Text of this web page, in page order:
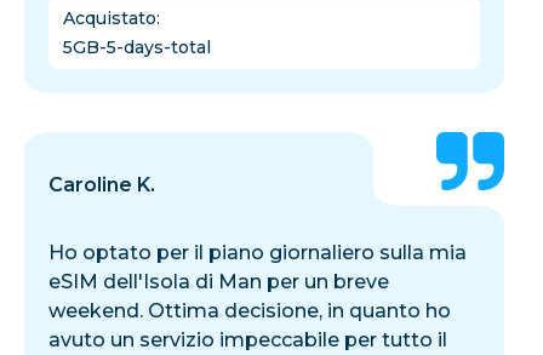
Acquistato:
5GB-5-days-total
Caroline K.
Ho optato per il piano giornaliero sulla mia
eSIM dell'Isola di Man per un breve
weekend. Ottima decisione, in quanto ho
avuto un servizio impeccabile per tutto il